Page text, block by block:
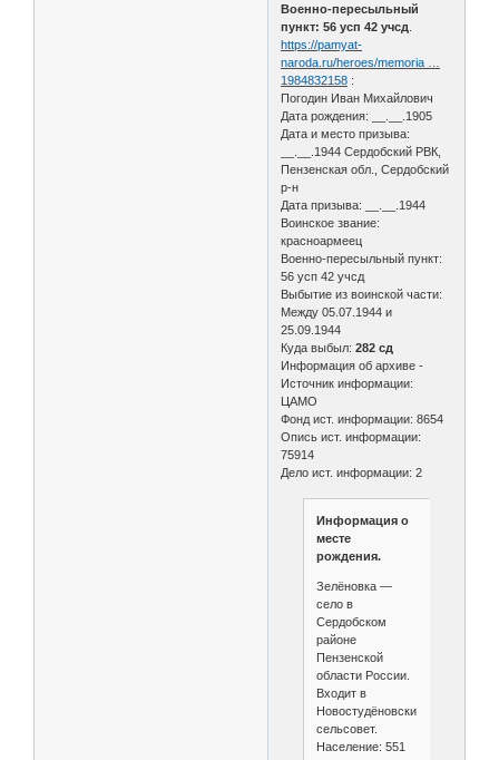
Военно-пересыльный
пункт: 56 усп 42 учсд
https://pamyat-
naroda.ru/heroes/memoria …
1984832158 :
Погодин Иван Михайлович
Дата рождения: __.__.1905
Дата и место призыва:
__.__.1944 Сердобский РВК,
Пензенская обл., Сердобский
р-н
Дата призыва: __.__.1944
Воинское звание:
красноармеец
Военно-пересыльный пункт:
56 усп 42 учсд
Выбытие из воинской части:
Между 05.07.1944 и
25.09.1944
Куда выбыл: 282 сд
Информация об архиве -
Источник информации:
ЦАМО
Фонд ист. информации: 8654
Опись ист. информации:
75914
Дело ист. информации: 2
Информация о
месте
рождения.
Зелёновка —
село в
Сердобском
районе
Пензенской
области России.
Входит в
Новостудёновский
сельсовет.
Население: 551